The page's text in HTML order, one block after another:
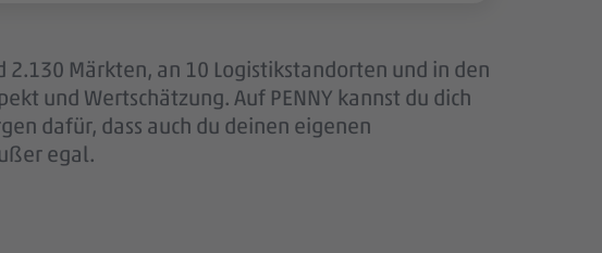
2.130 Märkten, an 10 Logistikstandorten und in den
und Wertschätzung. Auf PENNY kannst du dich
dafür, dass auch du deinen eigenen
egal.